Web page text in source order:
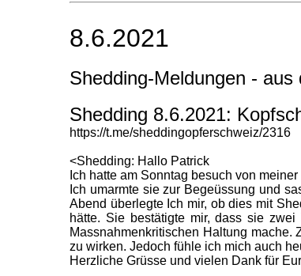
8.6.2021
Shedding-Meldungen -
Shedding 8.6.2021:
https://t.me/sheddingopferschweiz/2316
<Shedding: Hallo Patrick
Ich hatte am Sonntag besuch von
Ich umarmte sie zur Begeüssung und
Abend überlegte Ich mir, ob dies mit
hätte. Sie bestätigte mir, dass sie
Massnahmenkritischen Haltung
zu wirken. Jedoch fühle ich mich auch
Herzliche Grüsse und vielen Dank für